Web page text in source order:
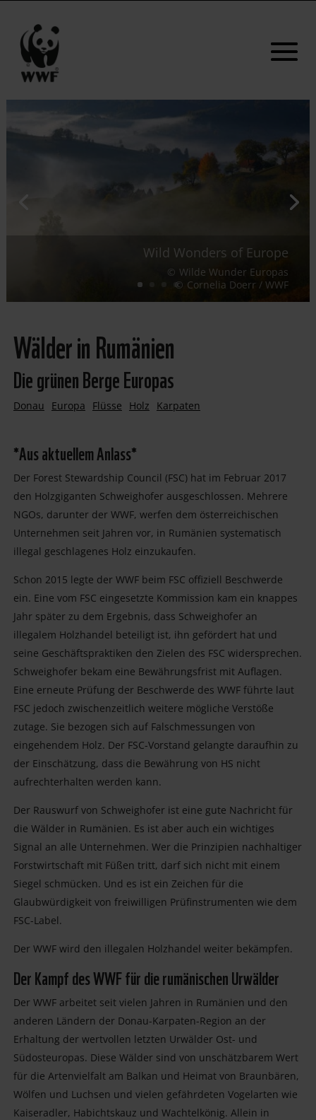
Wild Wonders of Europe
Wilde Wunder Europas
Cornelia Doerr / WWF
Wälder in Rumänien
Die grünen Berge Europas
Donau Europa Flüsse Holz Karpaten
*Aus aktuellem Anlass*
Der Forest Stewardship Council (FSC) hat im Februar 2017
den Holzgiganten Schweighofer ausgeschlossen. Mehrere
NGOs, darunter der WWF, werfen dem österreichischen
Unternehmen seit Jahren vor, in Rumänien systematisch
illegal geschlagenes Holz einzukaufen.
Schon 2015 legte der WWF beim FSC offiziell Beschwerde
ein. Eine vom FSC eingesetzte Kommission kam ein knappes
Jahr später zu dem Ergebnis, dass Schweighofer an
illegalem Holzhandel beteiligt ist, ihn gefördert hat und
seine Geschäftspraktiken den Zielen des FSC widersprechen.
Schweighofer bekam eine Bewährungsfrist mit Auflagen.
Eine erneute Prüfung der Beschwerde des WWF führte laut
FSC jedoch zwischenzeitlich weitere mögliche Verstöße
zutage. Sie bezogen sich auf Falschmessungen von
eingehendem Holz. Der FSC­-Vorstand gelangte daraufhin zu
der Einschätzung, dass die Bewährung von HS nicht
aufrechterhalten werden kann.
Der Rauswurf von Schweighofer ist eine gute Nachricht für
die Wälder in Rumänien. Es ist aber auch ein wichtiges
Signal an alle Unternehmen. Wer die Prinzipien nachhaltiger
Forstwirtschaft mit Füßen tritt, darf sich nicht mit einem
Siegel schmücken. Und es ist ein Zeichen für die
Glaubwürdigkeit von freiwilligen Prüfinstrumenten wie dem
FSC-Label.
Der WWF wird den illegalen Holzhandel weiter bekämpfen.
Der Kampf des WWF für die rumänischen Urwälder
Der WWF arbeitet seit vielen Jahren in Rumänien und den
anderen Ländern der Donau-Karpaten-Region an der
Erhaltung der wertvollen letzten Urwälder Ost- und
Südosteuropas. Diese Wälder sind von unschätzbarem Wert
für die Artenvielfalt am Balkan und Heimat von Braunbären,
Wölfen und Luchsen und vielen gefährdeten Vogelarten wie
Kaiseradler, Habichtskauz und Wachtelkönig. Allein in